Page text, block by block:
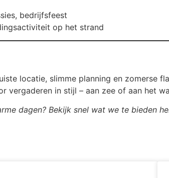
bedrijfsfeest
op het strand
locatie, slimme planning en zomerse
vergaderen in stijl – aan zee of aan het
dagen? Bekijk snel wat we te bieden